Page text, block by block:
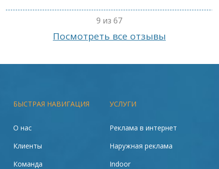
9 из 67
Посмотреть все отзывы
БЫСТРАЯ НАВИГАЦИЯ УСЛУГИ
О нас
Клиенты
Команда
Реклама в интернет
Наружная реклама
Indoor